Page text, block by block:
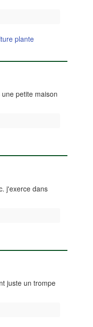
plante
petite maison
j'exerce dans
juste un trompe